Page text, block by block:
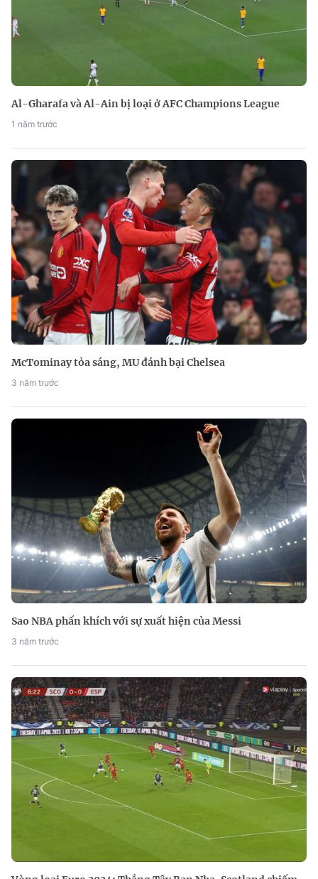
Al-Gharafa và Al-Ain bị loại ở AFC Champions League
1 năm trước
McTominay tỏa sáng, MU đánh bại Chelsea
3 năm trước
Sao NBA phấn khích với sự xuất hiện của Messi
3 năm trước